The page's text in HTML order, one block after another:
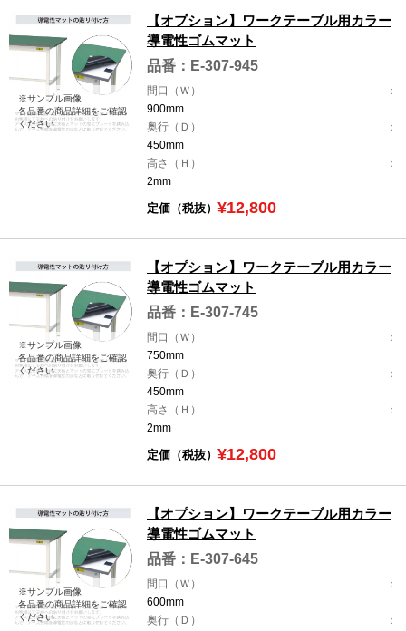
※サンプル画像
各品番の商品詳細をご確認
ください
【オプション】ワークテーブル用カラー
導電性ゴムマット
品番：E-307-945
間口（Ｗ）
900mm
奥行（Ｄ）
450mm
高さ（Ｈ）
2mm
定価（税抜） ¥12,800
※サンプル画像
各品番の商品詳細をご確認
ください
【オプション】ワークテーブル用カラー
導電性ゴムマット
品番：E-307-745
間口（Ｗ）
750mm
奥行（Ｄ）
450mm
高さ（Ｈ）
2mm
定価（税抜） ¥12,800
※サンプル画像
各品番の商品詳細をご確認
ください
【オプション】ワークテーブル用カラー
導電性ゴムマット
品番：E-307-645
間口（Ｗ）
600mm
奥行（Ｄ）